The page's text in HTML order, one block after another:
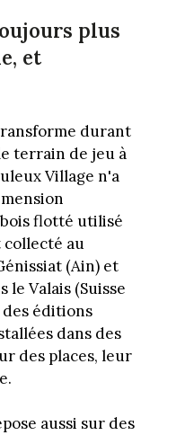
plus
et
durant
terrain de jeu à
Village n'a
flotté utilisé
au
(Ain) et
le Valais (Suisse
éditions
dans des
des places, leur
aussi sur des